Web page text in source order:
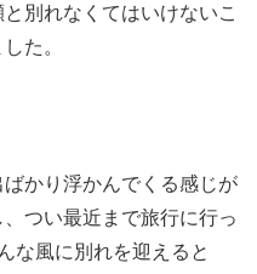
別れなくてはいけないこ
た。
かり浮かんでくる感じが
つい最近まで旅行に行っ
な風に別れを迎えると